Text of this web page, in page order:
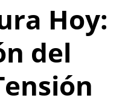
Hoy:
del